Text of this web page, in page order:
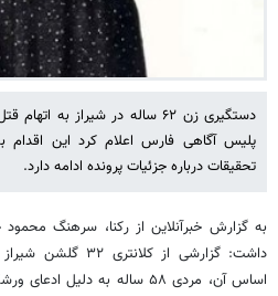
دستگیری زن ۶۲ ساله در شیراز
پلیس آگاهی فارس اعلام کرد این اقدام
تحقیقات درباره جزئیات پرونده ادامه دارد.
به گزارش خبرآنلاین از رکنا، سرهنگ
داشت: گزارشی از
اساس آن، مردی ۵۸ ساله به